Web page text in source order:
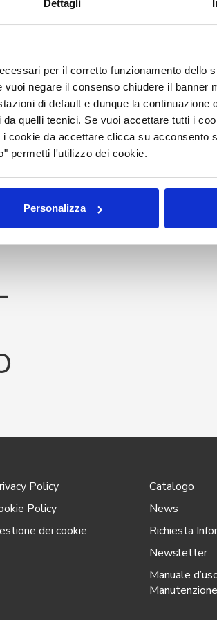
Dettagli
per il corretto funzionamento dello
negare il consenso chiudere il banner
di default e dunque la continuazione
quelli tecnici. Se vuoi accettare tutti i
cookie da accettare clicca su acconsento
permetti l'utilizzo dei cookie.
Personalizza
XL
Policy
Policy
dei cookie
Catalogo
News
Richiesta
Newsletter
Manuale
Manutenzione